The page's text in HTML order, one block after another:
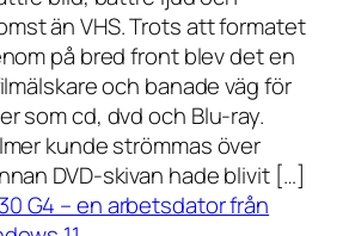
än VHS. Trots att formatet
på bred front blev det en
och banade väg för
som cd, dvd och Blu-ray.
kunde strömmas över
DVD-skivan hade blivit […]
G4 – en arbetsdator från